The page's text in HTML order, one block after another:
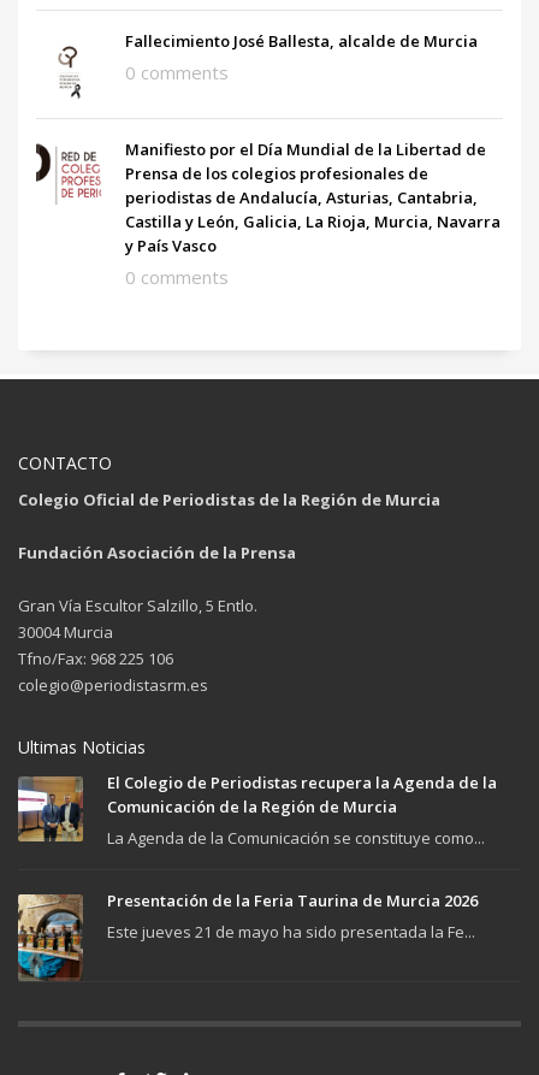
Fallecimiento José Ballesta, alcalde de Murcia
0 comments
Manifiesto por el Día Mundial de la Libertad de
Prensa de los colegios profesionales de
periodistas de Andalucía, Asturias, Cantabria,
Castilla y León, Galicia, La Rioja, Murcia, Navarra
y País Vasco
0 comments
CONTACTO
Colegio Oficial de Periodistas de la Región de Murcia
Fundación Asociación de la Prensa
Gran Vía Escultor Salzillo, 5 Entlo.
30004 Murcia
Tfno/Fax: 968 225 106
colegio@periodistasrm.es
Ultimas Noticias
El Colegio de Periodistas recupera la Agenda de la
Comunicación de la Región de Murcia
La Agenda de la Comunicación se constituye como...
Presentación de la Feria Taurina de Murcia 2026
Este jueves 21 de mayo ha sido presentada la Fe...